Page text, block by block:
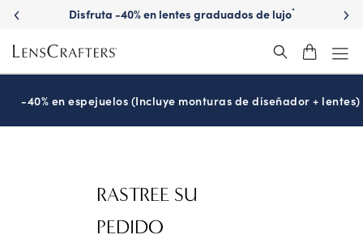
Disfruta -40% en lentes graduados de lujo*
-40% en espejuelos (Incluye monturas de diseñador + lentes)
RASTREE SU
PEDIDO